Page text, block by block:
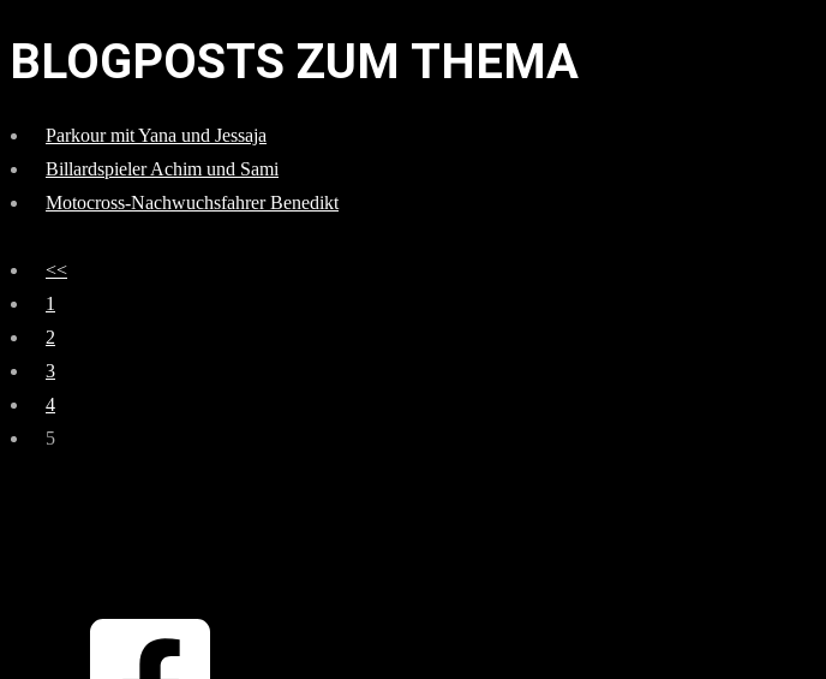
BLOGPOSTS ZUM THEMA
Parkour mit Yana und Jessaja
Billardspieler Achim und Sami
Motocross-Nachwuchsfahrer Benedikt
<<
1
2
3
4
5